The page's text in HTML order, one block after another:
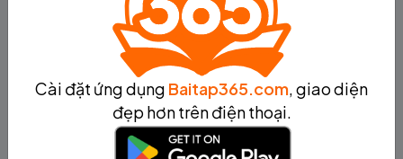
Cài đặt ứng dụng Baitap365.com, giao diện
đẹp hơn trên điện thoại.